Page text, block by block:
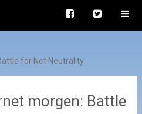
for Net Neutrality
morgen: Battle